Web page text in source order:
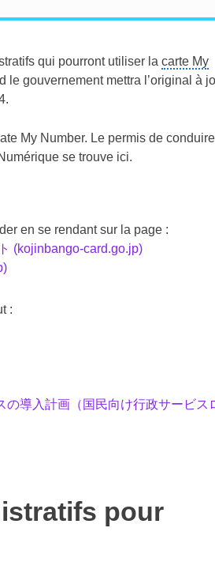
qui pourront utiliser la carte My
le gouvernement mettra l’original à
My Number. Le permis de
se trouve ici.
en se rendant sur la page :
(kojinbango-card.go.jp)
:
の導入計画（国民向け行政サービス
pour